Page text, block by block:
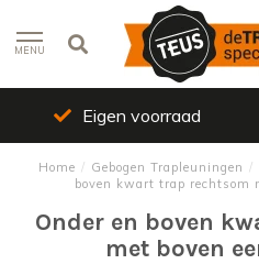
MENU
Groot assortiment
Home / Gebogen Trapleuningen /
boven kwart trap rechtsom
Onder en boven
met boven